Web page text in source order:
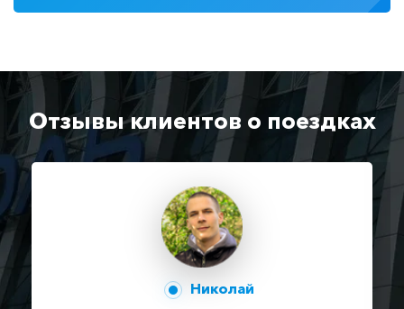
Отзывы клиентов о поездках
Николай